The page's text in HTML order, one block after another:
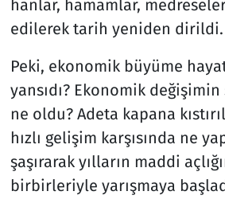
hanlar, hamamlar,
edilerek tarih yeniden dirildi.
Peki, ekonomik büyüme
yansıdı? Ekonomik değişimin
ne oldu? Adeta kapana
hızlı gelişim karşısında ne
şaşırarak yılların maddi
birbirleriyle yarışmaya